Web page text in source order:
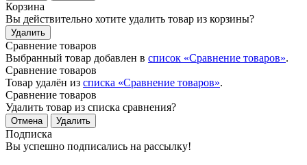
Корзина
Вы действительно хотите удалить товар из корзины?
Удалить
Сравнение товаров
Выбранный товар добавлен в список «Сравнение товаров».
Сравнение товаров
Товар удалён из списка «Сравнение товаров».
Сравнение товаров
Удалить товар из списка сравнения?
Отмена Удалить
Подписка
Вы успешно подписались на рассылку!